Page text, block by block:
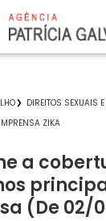
DIREITOS SEXUAIS
ZIKA
a
(De 02/